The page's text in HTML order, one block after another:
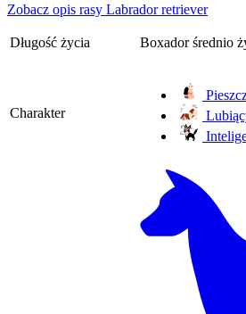
Zobacz opis rasy Labrador retriever
Długość życia Boxador średnio
Charakter